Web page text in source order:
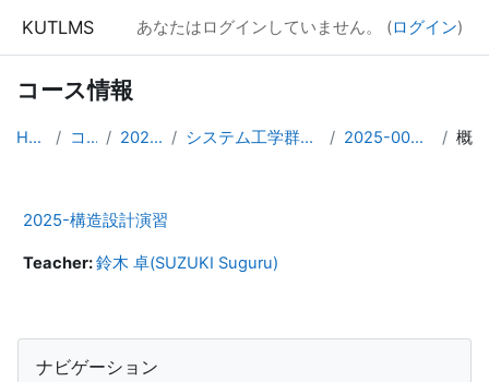
KUTLMS あなたはログインしていません。 (ログイン)
コース情報
Home コース 2025年度 システム工学群専攻領域科目 2025-0050460201 概要
2025-構造設計演習
Teacher:鈴木 卓(SUZUKI Suguru)
ブロック
ナビゲーション